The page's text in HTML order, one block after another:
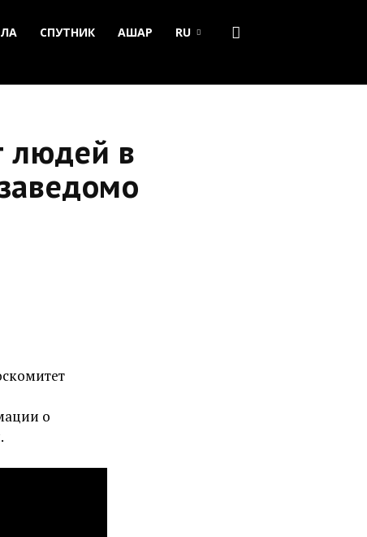
СПУТНИК АШАР RU
людей в
о